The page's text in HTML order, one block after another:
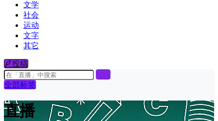
文学
社会
运动
文字
其它
投稿
全部标签
直播